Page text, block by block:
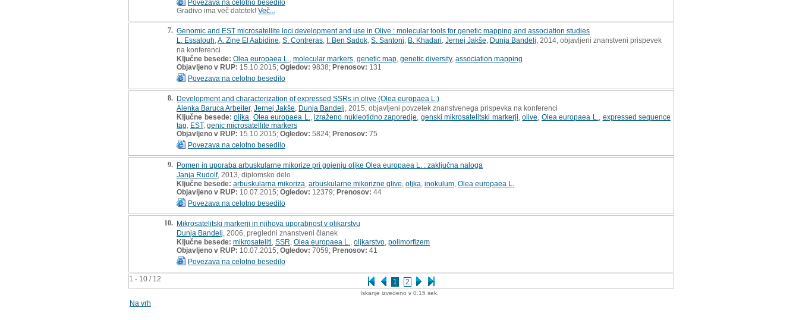
1 - 10 / 12 1 2
Povezava na celotno besedilo
Gradivo ima več datotek! Več...
7. Genomic and EST microsatellite loci development and use in Olive : molecular tools for genetic mapping and association studies
L. Essalouh A. Zine El Aabidine S. Contreras I. Ben Sadok S. Santoni B. Khadari Jernej Jakše Dunja Bandelj , 2014, objavljeni znanstveni prispevek
na konferenci
Ključne besede: Olea europaea L. molecular markers genetic map genetic diversity, association mapping
Objavljeno v RUP: 15.10.2015; Ogledov: 9838; Prenosov: 131
Povezava na celotno besedilo
8. Development and characterization of expressed SSRs in olive (Olea europaea L.)
Alenka Baruca Arbeiter, Jernej Jakše Dunja Bandelj , 2015, objavljeni povzetek znanstvenega prispevka na konferenci
Ključne besede: oljka Olea europaea L. ,izraženo nukleotidno zaporedje genski mikrosatelitski markerji ,olive Olea europaea L.
expressed sequence
tag EST, genic microsatellite markers
Objavljeno v RUP: 15.10.2015; Ogledov: 5824; Prenosov: 75
Povezava na celotno besedilo
9. Pomen in uporaba arbuskularne mikorize pri gojenju oljke Olea europaea L. : zaključna naloga
Janja Rudolf, 2013, diplomsko delo
Ključne besede: arbuskularna mikoriza arbuskularne mikorizne glive oljka inokulum Olea europaea L.
Objavljeno v RUP: 10.07.2015; Ogledov: 12379; Prenosov: 44
Povezava na celotno besedilo
10. Mikrosatelitski markerji in njihova uporabnost v oljkarstvu
Dunja Bandelj , 2006, pregledni znanstveni članek
Ključne besede: mikrosateliti SSR Olea europaea L. oljkarstvo polimorfizem
Objavljeno v RUP: 10.07.2015; Ogledov: 7059; Prenosov: 41
Povezava na celotno besedilo
Iskanje izvedeno v 0.15 sek.
Na vrh